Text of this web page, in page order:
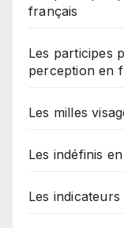
français
Les participes
perception en
Les milles
Les indéfinis
Les